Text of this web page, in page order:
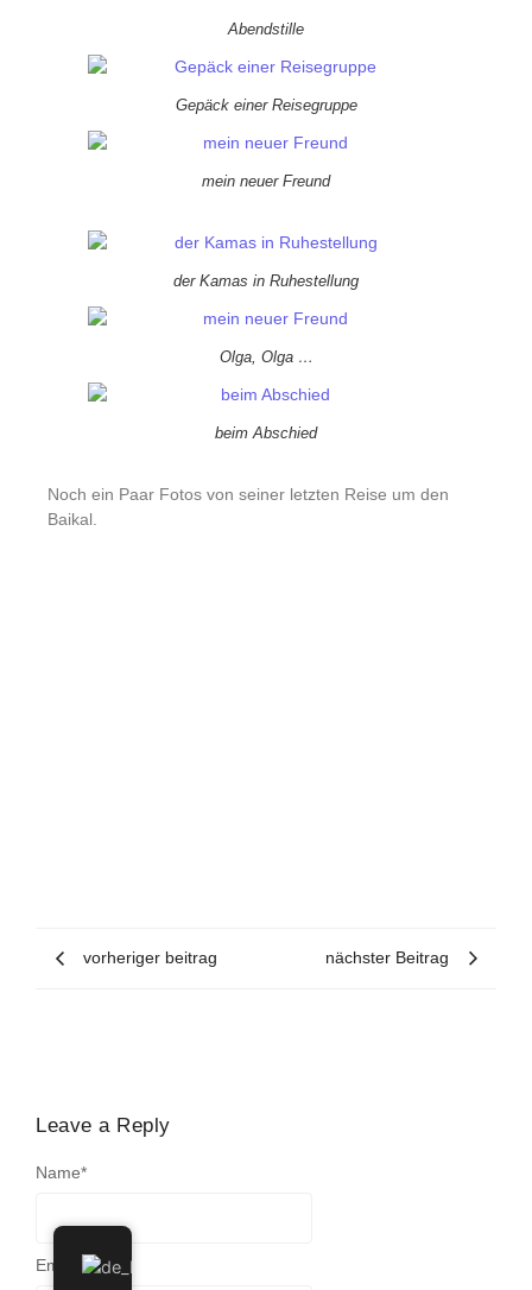
Abendstille
Gepäck einer Reisegruppe
mein neuer Freund
der Kamas in Ruhestellung
Olga, Olga …
beim Abschied
Noch ein Paar Fotos von seiner letzten Reise um den
Baikal.
vorheriger beitrag nächster Beitrag
Leave a Reply
Name*
Email